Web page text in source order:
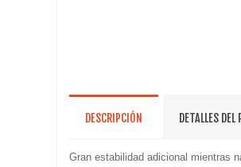
DESCRIPCIÓN DETALLES DEL
Gran estabilidad adicional mientras